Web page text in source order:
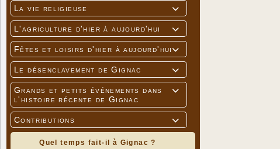

La vie religieuse

L'agriculture d'hier à aujourd'hui

Fêtes et loisirs d'hier à aujourd'hui

Le désenclavement de Gignac

Grands et petits événements dans
l'histoire récente de Gignac

Contributions
Quel temps fait-il à Gignac ?